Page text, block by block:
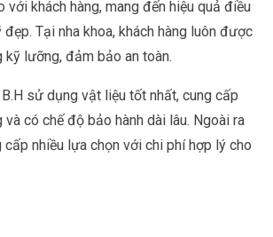
với khách hàng, mang đến hiệu quả điều
Tại nha khoa, khách hàng luôn được
kỹ lưỡng, đảm bảo an toàn.
B.H sử dụng vật liệu tốt nhất, cung cấp
có chế độ bảo hành dài lâu. Ngoài ra
cấp nhiều lựa chọn với chi phí hợp lý cho